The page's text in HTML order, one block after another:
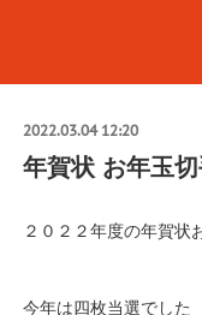
2022.03.04 12:20
年賀状 お年玉
２０２２年度の年賀状
今年は四枚当選でした